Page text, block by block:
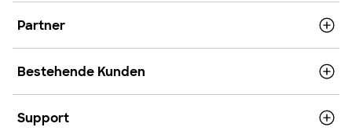
Partner
Bestehende Kunden
Support